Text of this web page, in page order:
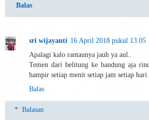
Balas
sri wijayanti 16 April 2018 pukul 13.05
Apalagi kalo rantaunya jauh ya aul..
Temen dari belitung ke bandung aja
hampir setiap menit setiap jam setiap hari...
Balas
Balasan